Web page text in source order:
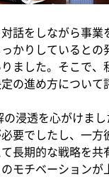
話をしながら事
かりしているとの
ました。そこで
の進め方について
浸透を心がけま
要でしたし、一方
長期的な戦略を共
モチベーションが